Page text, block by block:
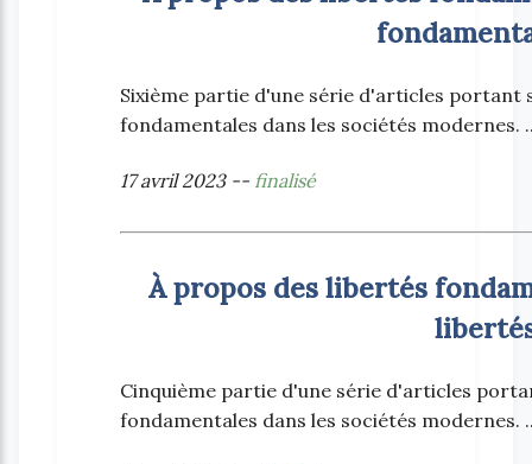
Sixième partie d'une série d'articles portant
fondamentales dans les sociétés modernes.
17 avril 2023 -- finalisé
À propos des libertés
Cinquième partie d'une série d'articles
fondamentales dans les sociétés modernes.